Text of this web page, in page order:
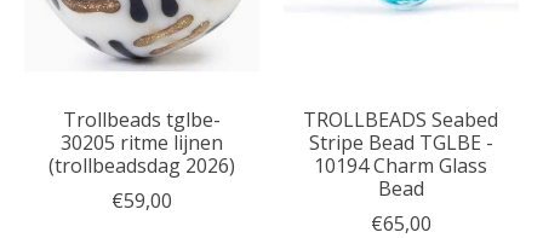
Trollbeads tglbe-
30205 ritme lijnen
(trollbeadsdag 2026)
€59,00
TROLLBEADS Seabed
Stripe Bead TGLBE -
10194 Charm Glass
Bead
€65,00